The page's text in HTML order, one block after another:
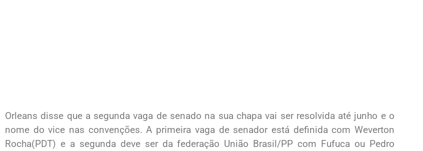
Orleans disse que a segunda vaga de senado na sua chapa vai ser resolvida até junho e o
nome do vice nas convenções. A primeira vaga de senador está definida com Weverton
Rocha(PDT) e a segunda deve ser da federação União Brasil/PP com Fufuca ou Pedro